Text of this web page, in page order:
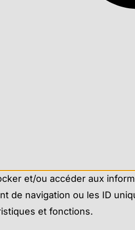
et/ou accéder aux
de navigation ou les ID
et fonctions.